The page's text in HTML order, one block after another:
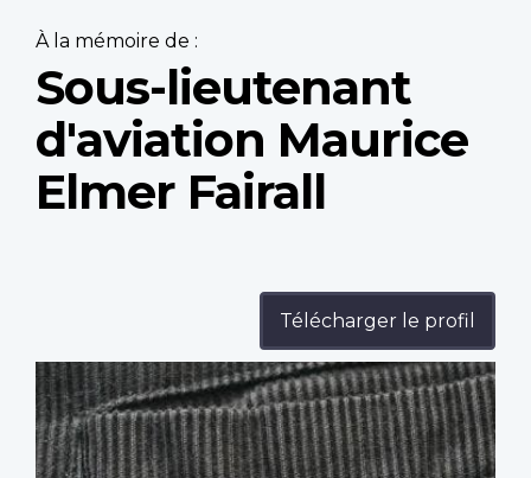
À la mémoire de :
Sous-lieutenant
d'aviation Maurice
Elmer Fairall
Télécharger le profil
Profile
image